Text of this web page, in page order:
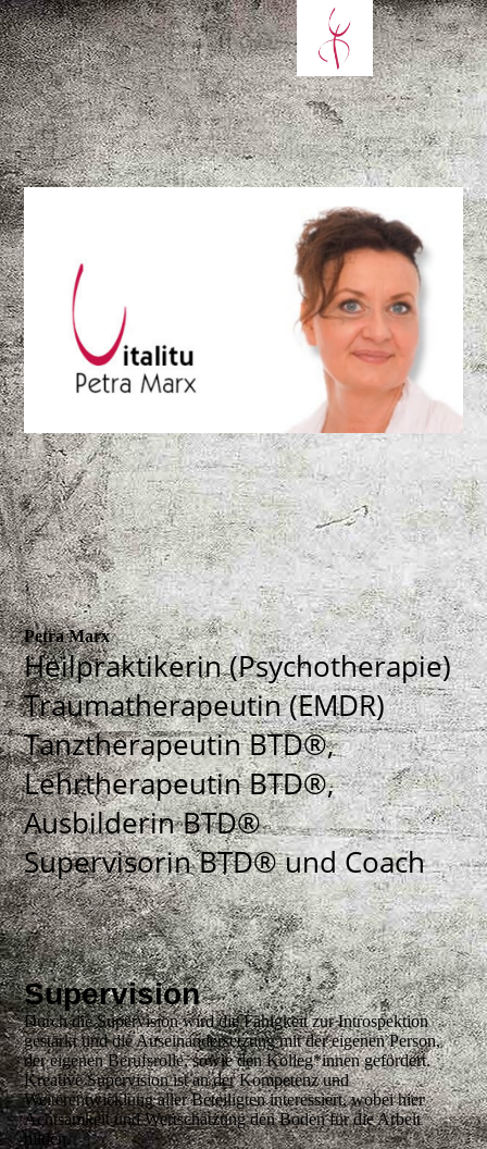
Petra Marx
Heilpraktikerin (Psychotherapie)
Traumatherapeutin (EMDR)
Tanztherapeutin BTD®,
Lehrtherapeutin BTD®,
Ausbilderin BTD®
Supervisorin BTD® und Coach
Supervision
Durch die Supervision wird die Fähigkeit zur Introspektion
gestärkt und die Auseinandersetzung mit der eigenen Person,
der eigenen Berufsrolle, sowie den Kolleg*innen gefördert.
Kreative Supervision ist an der Kompetenz und
Weiterentwicklung aller Beteiligten interessiert, wobei hier
Achtsamkeit und Wertschätzung den Boden für die Arbeit
bilden.